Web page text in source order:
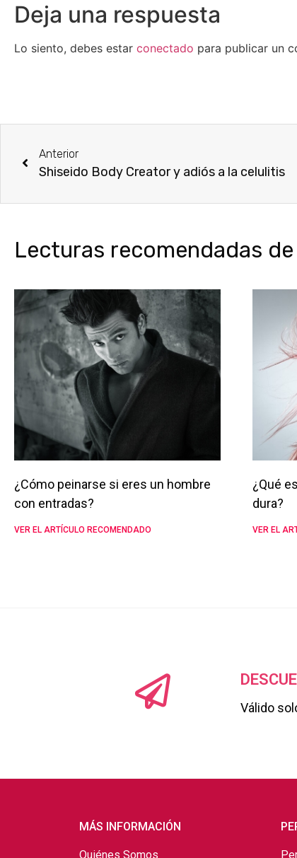
Deja una respuesta
Lo siento, debes estar conectado para publicar un
Anterior
Shiseido Body Creator y adiós a la celulitis
Lecturas recomendadas
¿Cómo peinarse si eres un hombre
con entradas?
VER EL ARTÍCULO RECOMENDADO
¿Qué
dura?
VER EL
Válido
MÁS INFORMACIÓN
Quiénes Somos